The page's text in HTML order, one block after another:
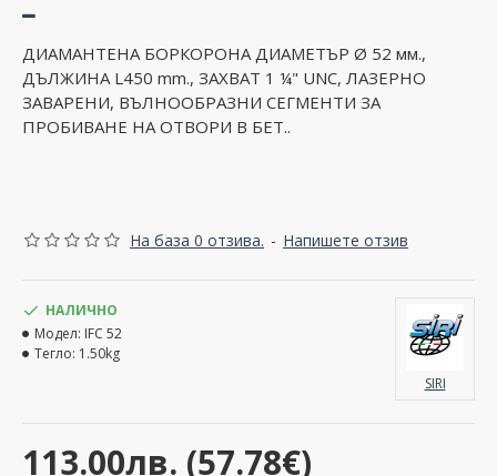
ДИАМАНТЕНА БОРКОРОНА ДИАМЕТЪР Ø 52 мм.,
ДЪЛЖИНА L450 mm., ЗАХВАТ 1 ¼" UNC, ЛАЗЕРНО
ЗАВАРЕНИ, ВЪЛНООБРАЗНИ СЕГМЕНТИ ЗА
ПРОБИВАНЕ НА ОТВОРИ В БЕТ..
На база 0 отзива. - Напишете отзив
113.00лв. (57.78€)
НАЛИЧНО
Модел: IFC 52
Тегло: 1.50kg
SIRI